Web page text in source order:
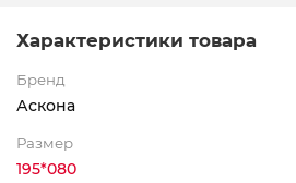
Характеристики товара
Бренд
Аскона
Размер
195*080